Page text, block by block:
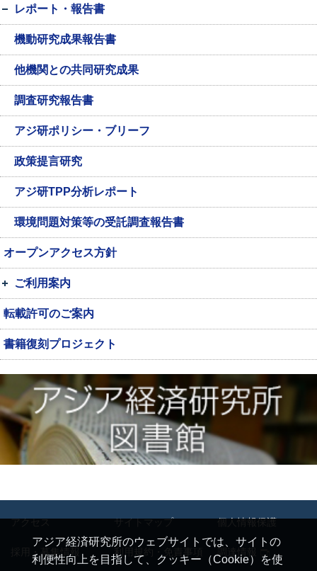
レポート・報告書
機動研究成果報告書
他機関との共同研究成果
調査研究報告書
アジ研ポリシー・ブリーフ
政策提言研究
アジ研TPP分析レポート
環境問題対策等の受託調査報告書
オープンアクセス方針
ご利用案内
転載許可のご案内
書籍復刻プロジェクト
アジア経済研究所のウェブサイトでは、サイトの
利便性向上を目指して、クッキー（Cookie）を使
アクセス サイトマップ 個人情報保護
採用・募集情報 利用規約・免責事項 調達情報